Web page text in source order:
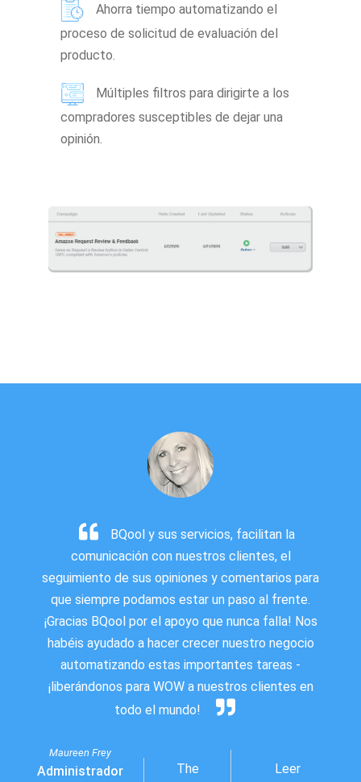
Ahorra tiempo automatizando el
proceso de solicitud de evaluación del
producto.
Múltiples filtros para dirigirte a los
compradores susceptibles de dejar una
opinión.
BQool y sus servicios, facilitan la
comunicación con nuestros clientes, el
seguimiento de sus opiniones y comentarios para
que siempre podamos estar un paso al frente.
¡Gracias BQool por el apoyo que nunca falla! Nos
habéis ayudado a hacer crecer nuestro negocio
automatizando estas importantes tareas -
¡liberándonos para WOW a nuestros clientes en
todo el mundo!
Maureen Frey
Administrador
The
Leer